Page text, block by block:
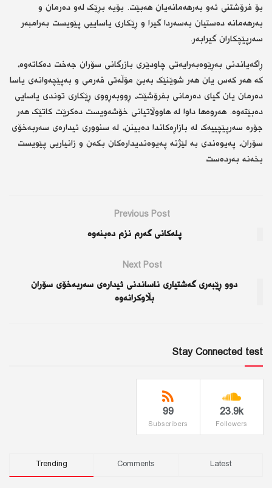
بۆ فرۆشتنی ئەو بەرهەمانەیان هەبێت. بۆیە بڕێک لەو دەرمان و
بەرهەمانە دەستیان بەسەردا گیرا و ڕێکاری یاساییی پێویست بەرامبەر
سەرپێچکاران گیرابەر.
ڕاگەیاندنی بەڕێوەبەرایەتی چاودێری بازرگانی سۆران جەخت دەکاتەوە،
کە هەر کەس یان هەر شوێنێک بەبێ مۆڵەتی فەرمی و بەپێچەوانەی یاسا
دەرمان یان گیای دەرمانی بفرۆشێت، ڕووبەڕووی ڕێکاری توندی یاسایی
دەبێتەوە. هەروەها داوا لە هاووڵاتیانی خۆشەویست دەکرێت کاتێک هەر
جۆرە سەرپێچییەک لە بازاڕەکاندا دەبینن، لە سنووری ئیدارەی سەربەخۆی
سۆران، پەیوەندی بە لێژنە پەیوەندیدارەکان بکەن و زانیاریی پێویست
بخەنە بەردەست
Previous Post
پلەكانی گەرم نزم دەبنەوە
Next Post
دوو ڕێبەری گەشتیاری ناساندنی ئیدارەی سەربەخۆی سۆران
بڵاوکرانەوە
Stay Connected test
23.9k
Followers
99
Subscribers
Trending Comments Latest